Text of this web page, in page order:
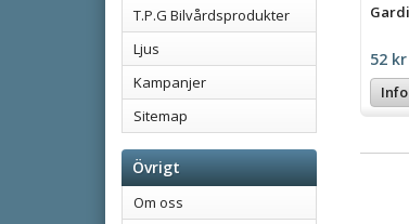
T.P.G Bilvårdsprodukter
Ljus
Kampanjer
Sitemap
Övrigt
Om oss
52 kr
Info